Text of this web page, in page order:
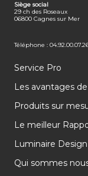
Siège social
29 ch des Roseaux
06800 Cagnes sur Mer
Téléphone :
Service Pro
Les avantages
Produits sur
Le meilleur
Luminaire Design
Qui sommes